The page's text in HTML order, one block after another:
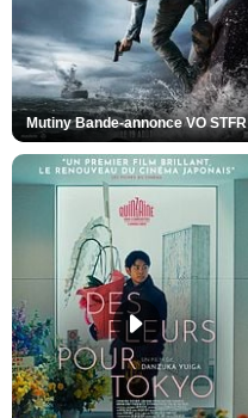
Mutiny Bande-annonce VO STFR